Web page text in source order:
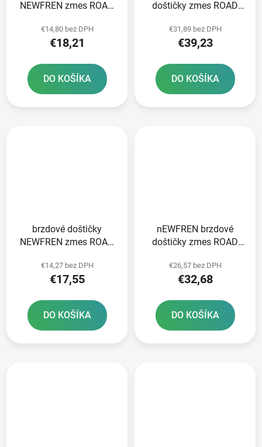
NEWFREN zmes ROAD
v balení
€14,80 bez DPH
€18,21
DO KOŠÍKA
doštičky zmes ROAD
ks v balení
€31,89 bez DPH
€39,23
DO KOŠÍKA
brzdové doštičky
NEWFREN zmes ROAD
v balení
€14,27 bez DPH
€17,55
DO KOŠÍKA
nEWFREN brzdové
doštičky zmes ROAD
ks v balení
€26,57 bez DPH
€32,68
DO KOŠÍKA